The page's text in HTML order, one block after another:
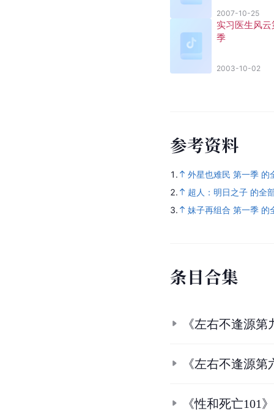
2007-10-25
实习医生风云
季
2003-10-02
参考资料
1.
外星也难民 第一季 的
2.
超人：明日之子 的全
3.
妹子再组合 第一季 的
条目合集
《左右不逢源
《左右不逢源
《性和死亡101